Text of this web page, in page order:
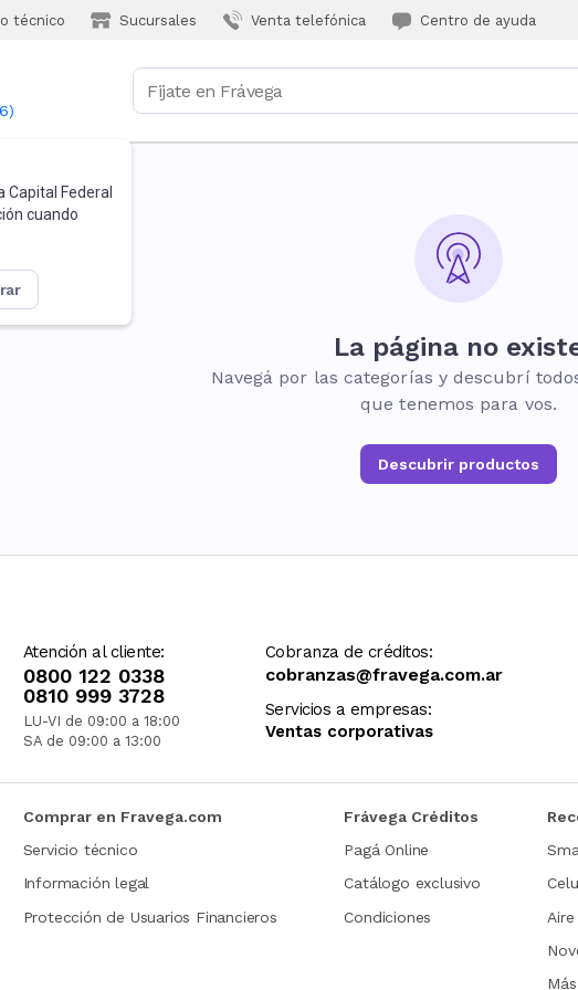
técnico Sucursales Venta telefónica Centro de ayuda
)
Capital Federal
cuando
La página no
Navegá por las categorías y descubrí
que tenemos para vos.
Descubrir productos
Atención al cliente:
0800 122 0338
0810 999 3728
LU-VI de 09:00 a 18:00
SA de 09:00 a 13:00
Cobranza de créditos:
cobranzas@fravega.com.ar
Servicios a empresas:
Ventas corporativas
Comprar en Fravega.com
Servicio técnico
Información legal
Protección de Usuarios Financieros
Frávega Créditos
Pagá Online
Catálogo exclusivo
Condiciones